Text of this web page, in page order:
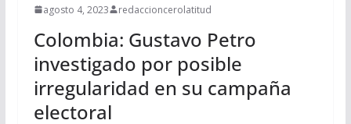
agosto 4, 2023 redaccioncerolatitud
Colombia: Gustavo Petro
investigado por posible
irregularidad en su campaña
electoral